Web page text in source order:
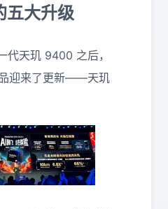
大升级
代天玑 9400 之后，
迎来了更新——天玑